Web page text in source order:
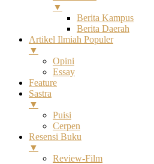
▼
Berita Kampus
Berita Daerah
Artikel Ilmiah Populer
▼
Opini
Essay
Feature
Sastra
▼
Puisi
Cerpen
Resensi Buku
▼
Review-Film